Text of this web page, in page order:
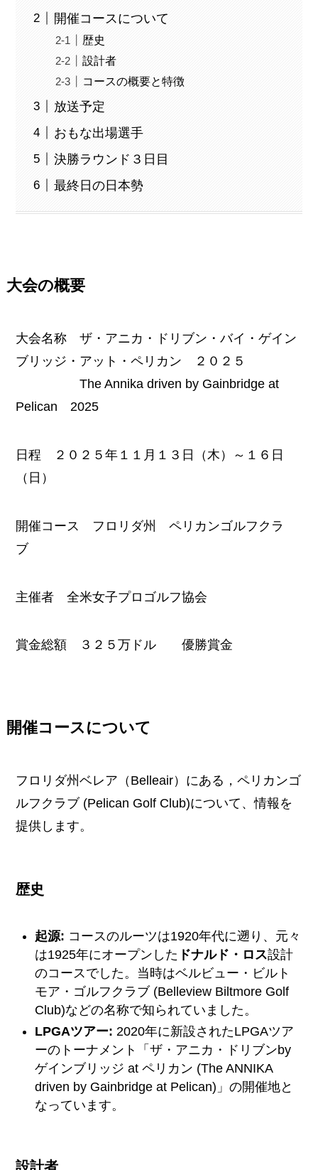
開催コースについて
歴史
設計者
コースの概要と特徴
放送予定
おもな出場選手
決勝ラウンド３日目
最終日の日本勢
大会の概要
大会名称 ザ・アニカ・ドリブン・バイ・ゲイン
ブリッジ・アット・ペリカン ２０２５
The Annika driven by Gainbridge at
Pelican 2025
日程 ２０２５年１１月１３日（木）～１６日
（日）
開催コース フロリダ州 ペリカンゴルフクラ
ブ
主催者 全米女子プロゴルフ協会
賞金総額 ３２５万ドル 優勝賞金
開催コースについて
フロリダ州ベレア（Belleair）にある，ペリカンゴ
ルフクラブ (Pelican Golf Club)について、情報を
提供します。
歴史
起源: コースのルーツは1920年代に遡り、元々
は1925年にオープンした ドナルド・ロス設計
のコースでした。当時はベルビュー・ビルト
モア・ゴルフクラブ (Belleview Biltmore Golf
Club)などの名称で知られていました。
LPGAツアー: 2020年に新設されたLPGAツア
ーのトーナメント「ザ・アニカ・ドリブンby
ゲインブリッジ at ペリカン (The ANNIKA
driven by Gainbridge at Pelican)」の開催地と
なっています。
設計者